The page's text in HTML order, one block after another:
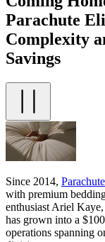
Parachute
Complexity
Savings
Since 2014, Parachute
with premium
enthusiast Ariel
has grown into a
operations spanning